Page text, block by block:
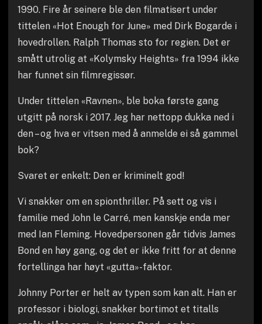
1990. Fire år seinere ble den filmatisert under
tittelen «Hot Enough for June» med Dirk Bogarde i
hovedrollen. Ralph Thomas sto for regien. Det er
smått utrolig at «Kolymsky Heights» fra 1994 ikke
har funnet sin filmregissør.
Under tittelen «Ravnen», ble boka første gang
utgitt på norsk i 2017. Jeg har nettopp dukka ned i
den – og hva er vitsen med å anmelde ei så gammel
bok?
Svaret er enkelt: Den er kriminelt god!
Vi snakker om en spionthriller. På sett og vis i
familie med John le Carré, men kanskje enda mer
med Ian Fleming. Hovedpersonen går tidvis James
Bond en høy gang, og det er ikke fritt for at denne
fortellinga har høyt «gutta»-faktor.
Johnny Porter er helt av typen som kan alt. Han er
professor i biologi, snakker bortimot et titalls